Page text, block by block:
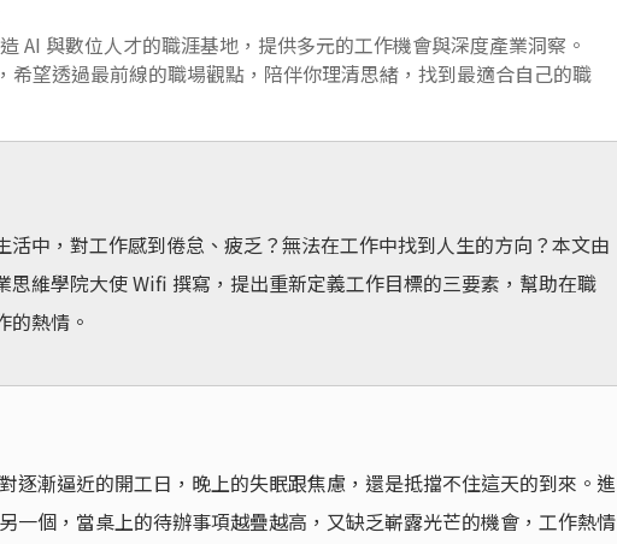
AI 與數位人才的職涯基地，提供多元的工作機會與深度產業洞察。
希望透過最前線的職場觀點，陪伴你理清思緒，找到最適合自己的職
活中，對工作感到倦怠、疲乏？無法在工作中找到人生的方向？本文由
思維學院大使 Wifi 撰寫，提出重新定義工作目標的三要素，幫助在職
的熱情。
逐漸逼近的開工日，晚上的失眠跟焦慮，還是抵擋不住這天的到來。進
一個，當桌上的待辦事項越疊越高，又缺乏嶄露光芒的機會，工作熱情